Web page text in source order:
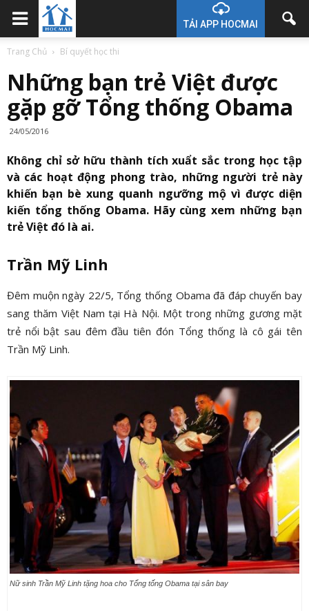
TẢI APP HOCMAI
Trang Chủ Bí quyết học thi
Những bạn trẻ Việt được
gặp gỡ Tổng thống Obama
24/05/2016
Không chỉ sở hữu thành tích xuẩt sắc trong học tập
và các hoạt động phong trào, những người trẻ này
khiến bạn bè xung quanh ngưỡng mộ vì được diện
kiến tổng thống Obama. Hãy cùng xem những bạn
trẻ Việt đó là ai.
Trần Mỹ Linh
Đêm muộn ngày 22/5, Tổng thống Obama đã đáp chuyến bay
sang thăm Việt Nam tại Hà Nội. Một trong những gương mặt
trẻ nổi bật sau đêm đầu tiên đón Tổng thống là cô gái tên
Trần Mỹ Linh.
Nữ sinh Trần Mỹ Linh tặng hoa cho Tổng tống Obama tại sân bay